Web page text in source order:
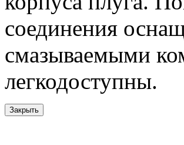
соединения
смазываемыми
легкодоступны.
Закрыть